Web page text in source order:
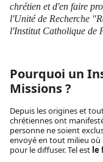
chrétien et d'en faire
l'Unité de Recherche
l'Institut Catholique de
Pourquoi un
Missions ?
Depuis les origines et
chrétiennes ont
personne ne soient
envoyé en tout milieu où
pour le diffuser. Tel est le